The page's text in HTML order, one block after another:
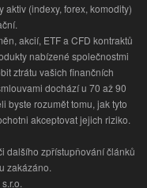
aktiv (indexy, forex, komodity)
akcií, ETF a CFD kontraktů
nabízené společnostmi
ztrátu vašich finančních
dochází u 70 až 90
byste rozumět tomu, jak tyto
akceptovat jejich riziko.
dalšího zpřístupňování článků
zakázáno.